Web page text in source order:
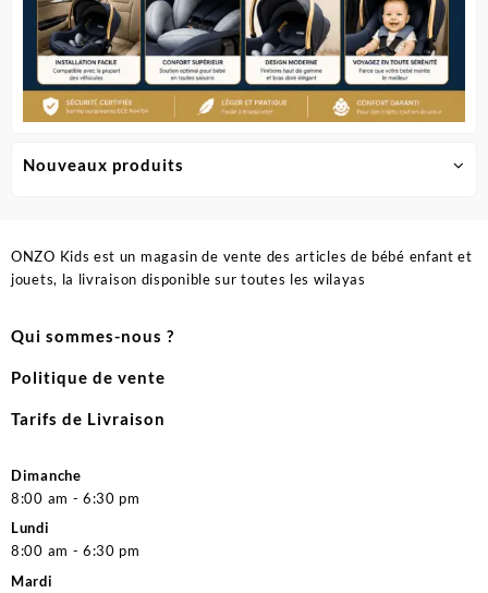
Nouveaux produits
ONZO Kids est un magasin de vente des articles de bébé enfant et
jouets, la livraison disponible sur toutes les wilayas
Qui sommes-nous ?
Politique de vente
Tarifs de Livraison
Dimanche
8:00 am - 6:30 pm
Lundi
8:00 am - 6:30 pm
Mardi